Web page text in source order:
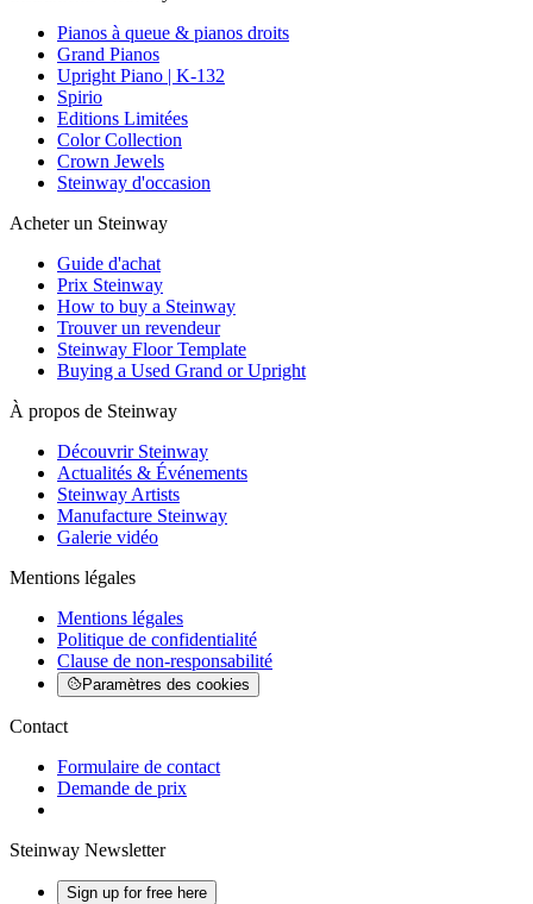
Pianos à queue & pianos droits
Grand Pianos
Upright Piano | K-132
Spirio
Editions Limitées
Color Collection
Crown Jewels
Steinway d'occasion
Acheter un Steinway
Guide d'achat
Prix Steinway
How to buy a Steinway
Trouver un revendeur
Steinway Floor Template
Buying a Used Grand or Upright
À propos de Steinway
Découvrir Steinway
Actualités & Événements
Steinway Artists
Manufacture Steinway
Galerie vidéo
Mentions légales
Mentions légales
Politique de confidentialité
Clause de non-responsabilité
Paramètres des cookies
Contact
Formulaire de contact
Demande de prix
Steinway Newsletter
Sign up for free here